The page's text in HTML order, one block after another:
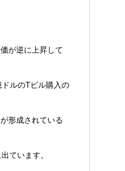
が逆に上昇して
ルのTビル購入の
形成されている
ています。